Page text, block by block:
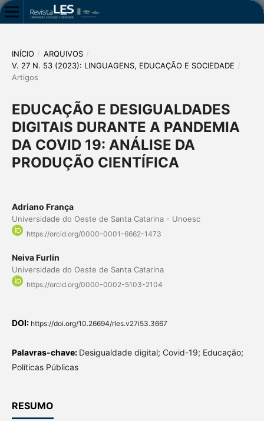
INÍCIO / ARQUIVOS /
V. 27 N. 53 (2023): LINGUAGENS, EDUCAÇÃO E SOCIEDADE /
Artigos
EDUCAÇÃO E DESIGUALDADES
DIGITAIS DURANTE A PANDEMIA
DA COVID 19: ANÁLISE DA
PRODUÇÃO CIENTÍFICA
Adriano França
Universidade do Oeste de Santa Catarina - Unoesc
https://orcid.org/0000-0001-6662-1473
Neiva Furlin
Universidade do Oeste de Santa Catarina
https://orcid.org/0000-0002-5103-2104
DOI: https://doi.org/10.26694/rles.v27i53.3667
Palavras-chave: Desigualdade digital; Covid-19; Educação;
Políticas Públicas
RESUMO